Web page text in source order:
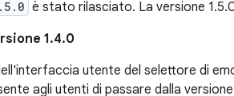
è stato rilasciato. La versione
1.4.0
utente del selettore di
agli utenti di passare dalla